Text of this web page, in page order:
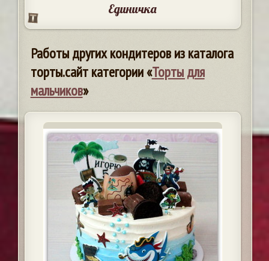
Единичка
Работы других кондитеров из каталога
торты.сайт категории «Торты для
мальчиков»